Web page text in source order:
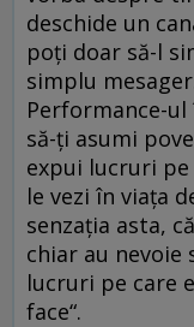
deschide un
poți doar să-l
simplu
Performance-ul
să-ți asumi
expui lucruri pe
le vezi în viața
senzația asta,
chiar au nevoie
lucruri pe care
face“.